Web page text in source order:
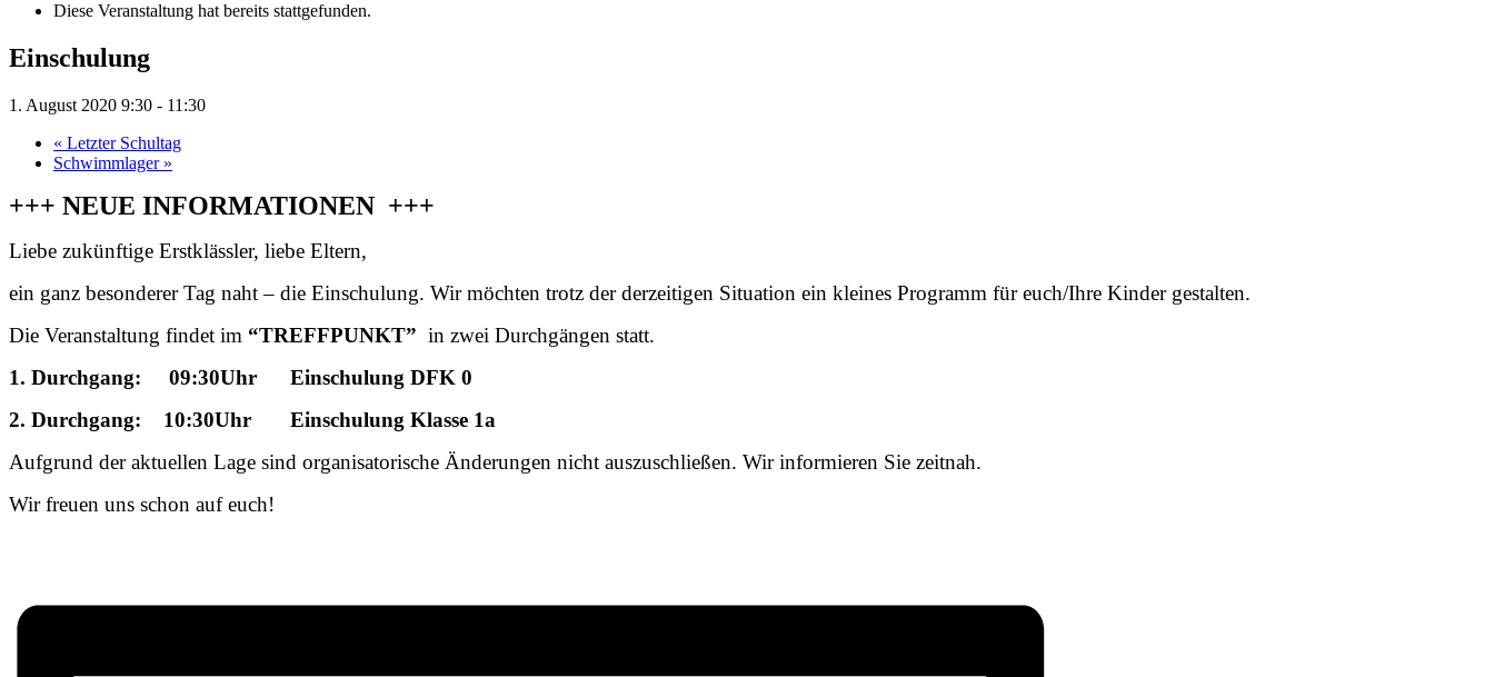
Diese Veranstaltung hat bereits stattgefunden.
Einschulung
1. August 2020 9:30 - 11:30
« Letzter Schultag
Schwimmlager »
+++ NEUE INFORMATIONEN +++
Liebe zukünftige Erstklässler, liebe Eltern,
ein ganz besonderer Tag naht – die Einschulung. Wir möchten trotz der derzeitigen Situation ein kleines Programm für euch/Ihre Kinder gestalten.
Die Veranstaltung findet im “TREFFPUNKT” in zwei Durchgängen statt.
1. Durchgang: 09:30Uhr Einschulung DFK 0
2. Durchgang: 10:30Uhr Einschulung Klasse 1a
Aufgrund der aktuellen Lage sind organisatorische Änderungen nicht auszuschließen. Wir informieren Sie zeitnah.
Wir freuen uns schon auf euch!